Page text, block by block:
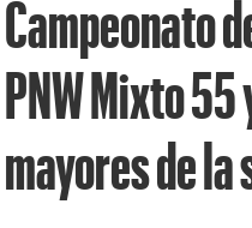
Campeonato
PNW Mixto 55
mayores de la